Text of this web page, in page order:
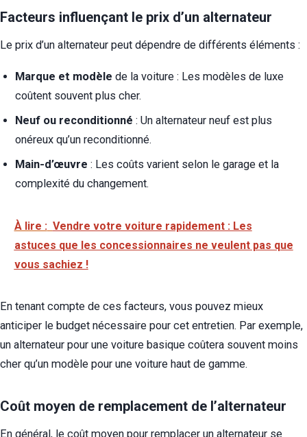
Facteurs influençant le prix d’un alternateur
Le prix d’un alternateur peut dépendre de différents éléments :
Marque et modèle de la voiture : Les modèles de luxe
coûtent souvent plus cher.
Neuf ou reconditionné : Un alternateur neuf est plus
onéreux qu’un reconditionné.
Main-d’œuvre : Les coûts varient selon le garage et la
complexité du changement.
À lire : Vendre votre voiture rapidement : Les
astuces que les concessionnaires ne veulent pas que
vous sachiez !
En tenant compte de ces facteurs, vous pouvez mieux
anticiper le budget nécessaire pour cet entretien. Par exemple,
un alternateur pour une voiture basique coûtera souvent moins
cher qu’un modèle pour une voiture haut de gamme.
Coût moyen de remplacement de l’alternateur
En général, le coût moyen pour remplacer un alternateur se